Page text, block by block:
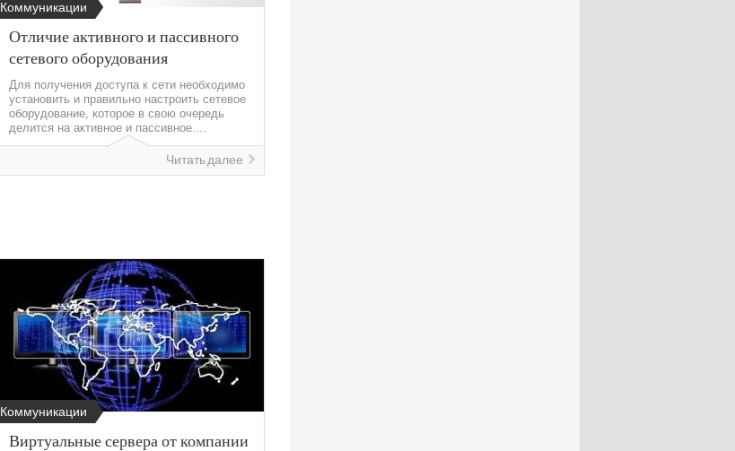
Коммуникации
Отличие активного и пассивного
сетевого оборудования
Для получения доступа к сети необходимо
установить и правильно настроить сетевое
оборудование, которое в свою очередь
делится на активное и пассивное....
Читать далее
Коммуникации
Виртуальные сервера от компании